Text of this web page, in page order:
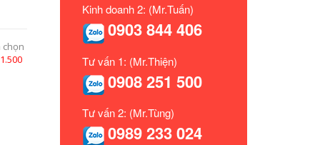
chọn
Kinh doanh 2: (Mr.Tuấn)
0903 844 406
Tư vấn 1: (Mr.Thiện)
0908 251 500
Tư vấn 2: (Mr.Tùng)
0989 233 024